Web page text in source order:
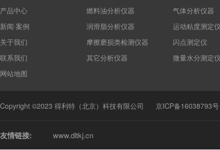
产品中心
新闻·案例
关于我们
联系我们
网站地图
燃料油分析仪器
润滑脂分析仪器
摩擦磨损类检测仪器
其它分析仪器
气体分析仪器
运动粘度测定
闪点测定仪
微量水分测定
Copyright ©2023 得利特（北京）科技有限公司 京ICP备16038793号
友情链接: www.dltkj.cn